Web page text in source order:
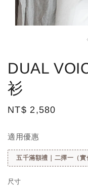
DUAL
衫
Regular
NT$ 2,580
適用優惠
五千滿額禮｜二擇一（實
尺寸